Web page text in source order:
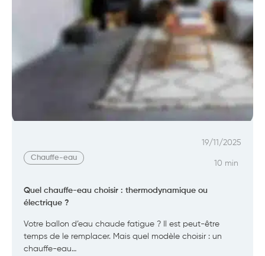
Chauffe-eau
19/11/2025
10 min
Quel chauffe-eau choisir : thermodynamique ou
électrique ?
Votre ballon d’eau chaude fatigue ? Il est peut-être
temps de le remplacer. Mais quel modèle choisir : un
chauffe-eau…